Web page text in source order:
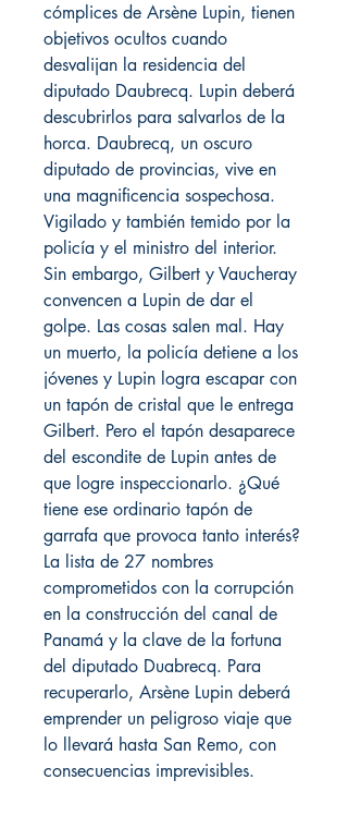
cómplices de Arsène Lupin, tienen
objetivos ocultos cuando
desvalijan la residencia del
diputado Daubrecq. Lupin deberá
descubrirlos para salvarlos de la
horca. Daubrecq, un oscuro
diputado de provincias, vive en
una magnificencia sospechosa.
Vigilado y también temido por la
policía y el ministro del interior.
Sin embargo, Gilbert y Vaucheray
convencen a Lupin de dar el
golpe. Las cosas salen mal. Hay
un muerto, la policía detiene a los
jóvenes y Lupin logra escapar con
un tapón de cristal que le entrega
Gilbert. Pero el tapón desaparece
del escondite de Lupin antes de
que logre inspeccionarlo. ¿Qué
tiene ese ordinario tapón de
garrafa que provoca tanto interés?
La lista de 27 nombres
comprometidos con la corrupción
en la construcción del canal de
Panamá y la clave de la fortuna
del diputado Duabrecq. Para
recuperarlo, Arsène Lupin deberá
emprender un peligroso viaje que
lo llevará hasta San Remo, con
consecuencias imprevisibles.